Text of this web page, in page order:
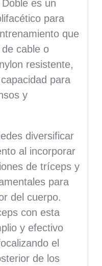
es un
para
que
cable o
resistente,
para
y
diversificar
al incorporar
de tríceps y
para
del cuerpo.
con esta
y efectivo
el
de los